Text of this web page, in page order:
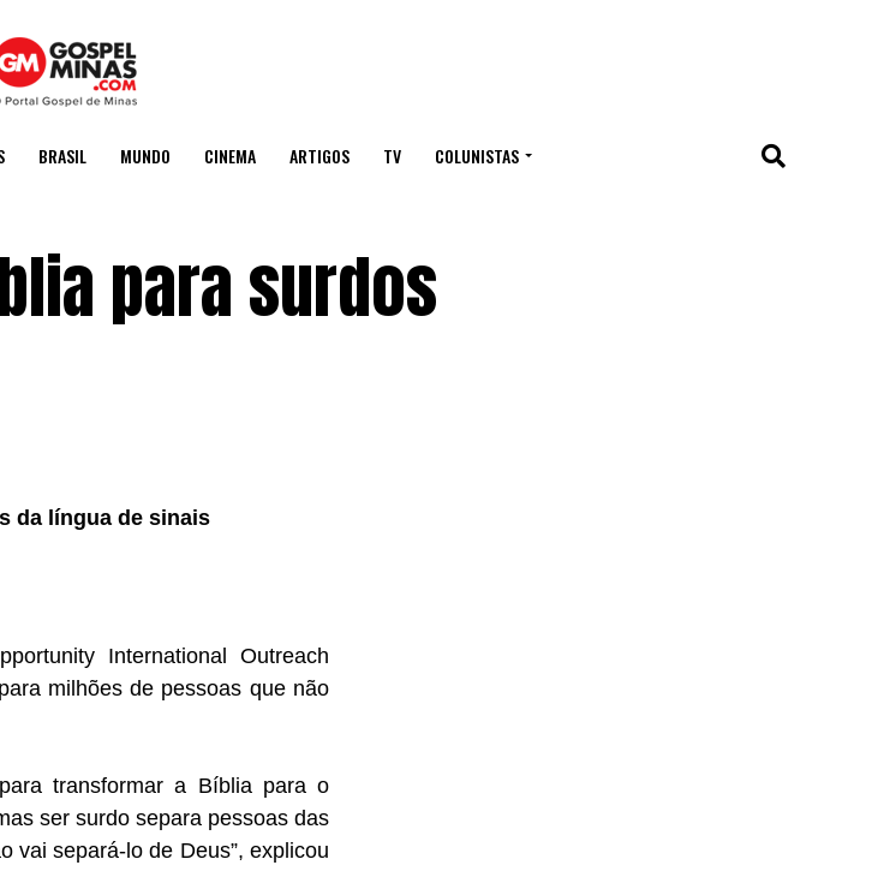
BRASIL MUNDO CINEMA ARTIGOS TV COLUNISTAS
para surdos
da língua de sinais
International Outreach
milhões de pessoas que não
transformar a Bíblia para o
ser surdo separa pessoas das
vai separá-lo de Deus”, explicou